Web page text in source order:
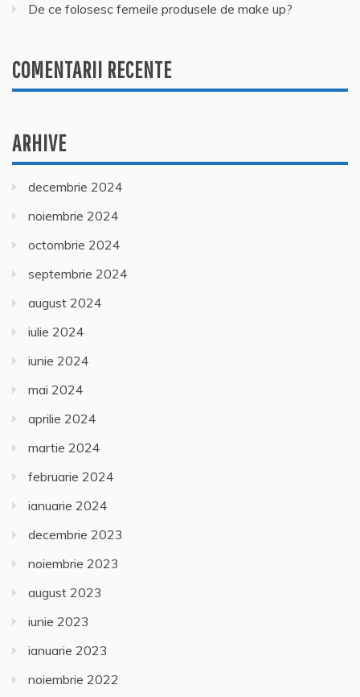
De ce folosesc femeile produsele de make up?
COMENTARII RECENTE
ARHIVE
decembrie 2024
noiembrie 2024
octombrie 2024
septembrie 2024
august 2024
iulie 2024
iunie 2024
mai 2024
aprilie 2024
martie 2024
februarie 2024
ianuarie 2024
decembrie 2023
noiembrie 2023
august 2023
iunie 2023
ianuarie 2023
noiembrie 2022